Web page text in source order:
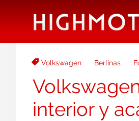
Volkswagen Berlinas
interior y